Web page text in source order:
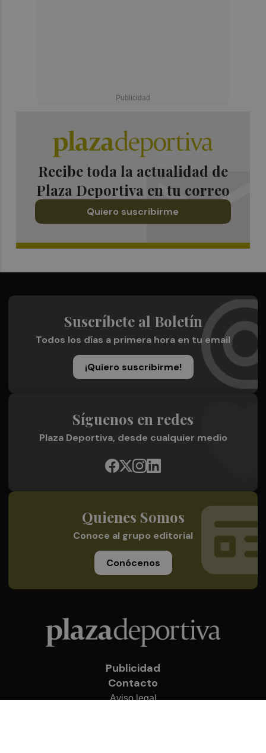
Recibe toda la actualidad de
Plaza Deportiva en tu correo
Quiero suscribirme
Suscríbete al Boletín
Todos los días a primera hora en tu email
¡Quiero suscribirme!
Síguenos en redes
Plaza Deportiva, desde cualquier medio
Quienes Somos
Conoce al grupo editorial
Conócenos
Publicidad
Contacto
Aviso legal